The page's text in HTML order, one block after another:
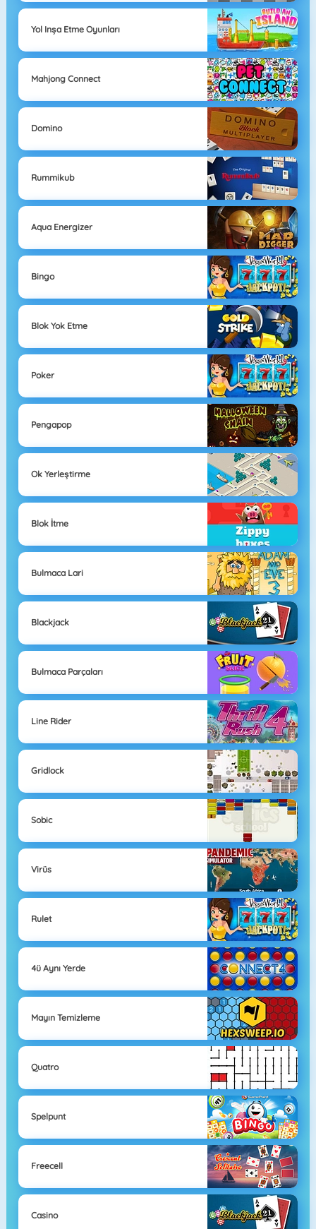
Yol Inşa Etme Oyunları
Mahjong Connect
Domino
Rummikub
Aqua Energizer
Bingo
Blok Yok Etme
Poker
Pengapop
Ok Yerleştirme
Blok İtme
Bulmaca Lari
Blackjack
Bulmaca Parçaları
Line Rider
Gridlock
Sobic
Virüs
Rulet
4ü Aynı Yerde
Mayın Temizleme
Quatro
Spelpunt
Freecell
Casino